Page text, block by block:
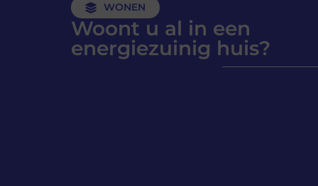
WONEN
Woont u al in een
energiezuinig huis?